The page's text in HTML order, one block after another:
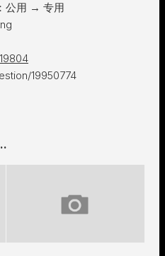
公用 → 专用
19950774